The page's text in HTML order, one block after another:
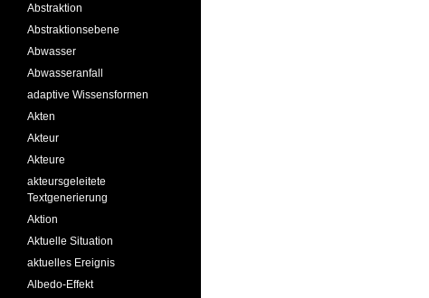
Abstraktion
Abstraktionsebene
Abwasser
Abwasseranfall
adaptive Wissensformen
Akten
Akteur
Akteure
akteursgeleitete
Textgenerierung
Aktion
Aktuelle Situation
aktuelles Ereignis
Albedo-Effekt